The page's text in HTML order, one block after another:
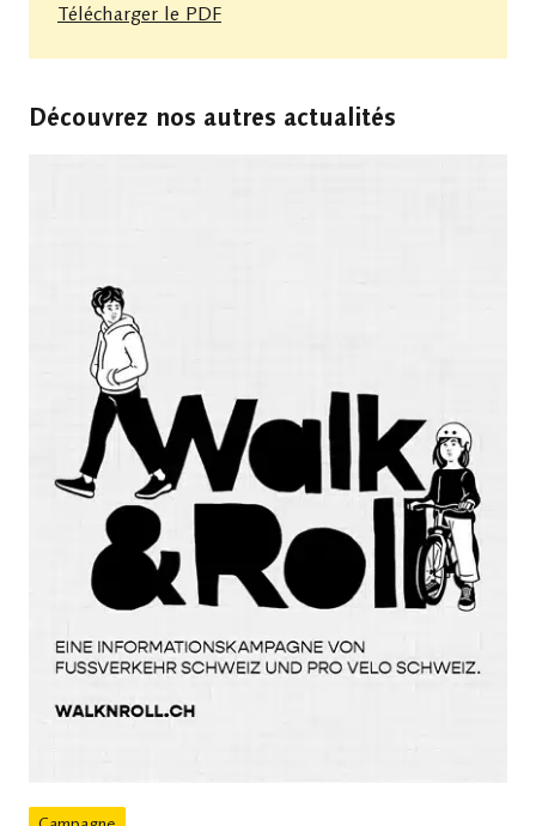
Télécharger le PDF
Découvrez nos autres actualités